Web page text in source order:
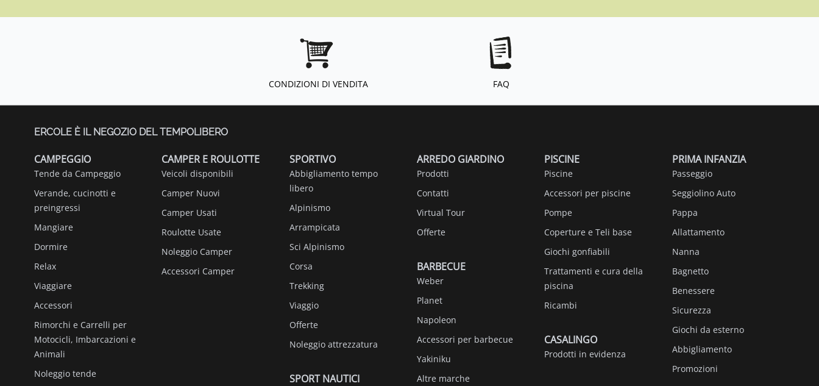
CONDIZIONI DI VENDITA FAQ
ERCOLE È IL NEGOZIO DEL TEMPOLIBERO
CAMPEGGIO
Tende da Campeggio
Verande, cucinotti e
preingressi
Mangiare
Dormire
Relax
Viaggiare
Accessori
Rimorchi e Carrelli per
Motocicli, Imbarcazioni e
Animali
Noleggio tende
CAMPER E ROULOTTE
Veicoli disponibili
Camper Nuovi
Camper Usati
Roulotte Usate
Noleggio Camper
Accessori Camper
SPORTIVO
Abbigliamento tempo
libero
Alpinismo
Arrampicata
Sci Alpinismo
Corsa
Trekking
Viaggio
Offerte
Noleggio attrezzatura
SPORT NAUTICI
ARREDO GIARDINO
Prodotti
Contatti
Virtual Tour
Offerte
BARBECUE
Weber
Planet
Napoleon
Accessori per barbecue
Yakiniku
Altre marche
PISCINE
Piscine
Accessori per piscine
Pompe
Coperture e Teli base
Giochi gonfiabili
Trattamenti e cura della
piscina
Ricambi
CASALINGO
Prodotti in evidenza
PRIMA INFANZIA
Passeggio
Seggiolino Auto
Pappa
Allattamento
Nanna
Bagnetto
Benessere
Sicurezza
Giochi da esterno
Abbigliamento
Promozioni